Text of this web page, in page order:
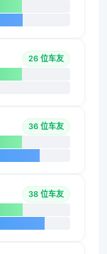
26 位车友
36 位车友
38 位车友